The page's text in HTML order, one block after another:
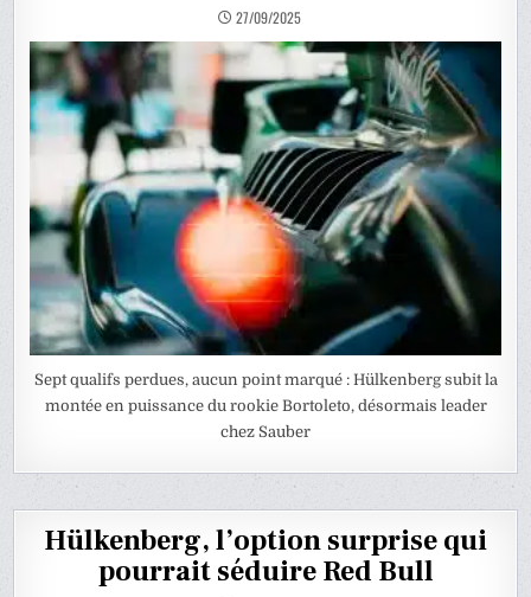
27/09/2025
Sept qualifs perdues, aucun point marqué : Hülkenberg subit la
montée en puissance du rookie Bortoleto, désormais leader
chez Sauber
Hülkenberg, l’option surprise qui
pourrait séduire Red Bull